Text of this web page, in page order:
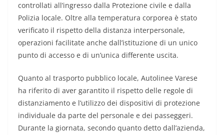
controllati all’ingresso dalla Protezione civile e dalla
Polizia locale. Oltre alla temperatura corporea è stato
verificato il rispetto della distanza interpersonale,
operazioni facilitate anche dall’istituzione di un unico
punto di accesso e di un’unica differente uscita.
Quanto al trasporto pubblico locale, Autolinee Varese
ha riferito di aver garantito il rispetto delle regole di
distanziamento e l’utilizzo dei dispositivi di protezione
individuale da parte del personale e dei passeggeri.
Durante la giornata, secondo quanto detto dall’azienda,